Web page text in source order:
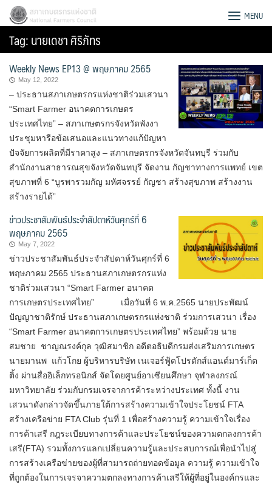
Skip
content
Search
for:
สภาเกษตรกรแห่งชาติ MENU
Tag:นายเดชา ศิริภัทร
Weekly News EP13 @ พฤษภาคม 2565
May 12, 2022
– ประธานสภาเกษตรกรแห่งชาติร่วมเสวนา
“Smart Farmer อนาคตการเกษตร
ประเทศไทย” – สภาเกษตรกรจังหวัดพังงา
ประชุมหารือข้อเสนอและแนวทางแก้ปัญหา
ปัจจัยการผลิตที่มีราคาสูง – สภาเกษตรกรจังหวัดจันทบุรี ร่วมกับ
สำนักงานสาธารณสุขจังหวัดจันทบุรี จัดงาน กัญชาทางการแพทย์ เขต
สุขภาพที่ 6 “บูรพารวมกัญ มหัศจรรย์ กัญชา สร้างสุขภาพ สร้างงาน
สร้างรายได้”
ข่าวประชาสัมพันธ์ประจำสัปดาห์วันศุกร์ที่ 6
พฤษภาคม 2565
May 7, 2022
ข่าวประชาสัมพันธ์ประจำสัปดาห์วันศุกร์ที่ 6
พฤษภาคม 2565 ประธานสภาเกษตรกรแห่ง
ชาติร่วมเสวนา “Smart Farmer อนาคต
การเกษตรประเทศไทย” เมื่อวันที่ 6 พ.ค.2565 นายประพัฒน์
ปัญญาชาติรักษ์ ประธานสภาเกษตรกรแห่งชาติ ร่วมการเสวนา เรื่อง
“Smart Farmer อนาคตการเกษตรประเทศไทย” พร้อมด้วย นาย
สมชาย ชาญณรงค์กุล วุฒิสมาชิก อดีตอธิบดีกรมส่งเสริมการเกษตร
นายมานพ แก้วโกย ผู้บริหารบริษัท เนเจอร์ฟู้ดโปรดักส์แอนด์มาร์เก็ต
ติ้ง ผ่านสื่ออิเล็กทรอนิกส์ จัดโดยศูนย์อาเซียนศึกษา จุฬาลงกรณ์
มหาวิทยาลัย ร่วมกับกรมเจรจาการค้าระหว่างประเทศ ทั้งนี้ งาน
เสวนาดังกล่าวจัดขึ้นภายใต้การสร้างความเข้าใจประโยชน์ FTA
สร้างเครือข่าย FTA Club รุ่นที่ 1 เพื่อสร้างความรู้ ความเข้าใจเรื่อง
การค้าเสรี กฎระเบียบทางการค้าและประโยชน์ของความตกลงการค้า
เสรี(FTA) รวมทั้งการแลกเปลี่ยนความรู้และประสบการณ์เพื่อนำไปสู่
การสร้างเครือข่ายของผู้ที่สามารถถ่ายทอดข้อมูล ความรู้ ความเข้าใจ
ที่ถูกต้องในการเจรจาความตกลงทางการค้าเสรีให้ผู้ที่อยู่ในองค์กรและ